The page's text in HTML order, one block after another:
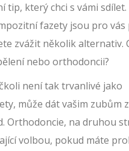
tip, který chci s vámi sdílet.
fazety jsou pro vás
zvážit několik alternativ.
nebo orthodoncii?
není tak trvanlivé jako
může dát vašim zubům
Orthodoncie, na druhou
volbou, pokud máte